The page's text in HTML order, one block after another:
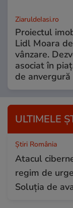
ZiaruldeIasi.ro
Proiectul
Lidl Moara
vânzare.
asociat în
de anvergură
ULTIMELE
Știri România
Atacul
regim de
Soluția de